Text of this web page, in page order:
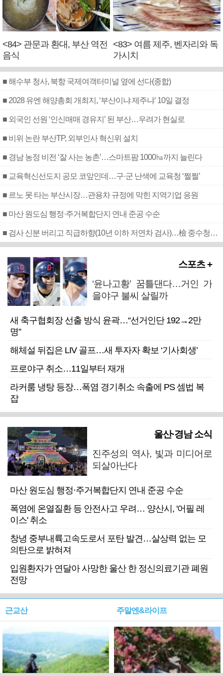
<84> 관문과 환대, 부산 역전
음식
<83> 여름 제주, 벤자리와 독
가시치
■ 해수부 청사, 북항 국제여객터미널 옆에 선다(종합)
■ 2028 유엔 해양총회 개최지, ‘부산이냐 제주냐’ 10일 결정
■ 외국인 선원 ‘인신매매 경유지’ 된 부산…우려가 현실로
■ 비위 논란 부산TP, 외부인사 혁신위 설치
■ 경남 농정 비전 ‘잘 사는 농촌’…스마트팜 1000㏊까지 늘린다
■ 교육혁신선도지 공모 코앞인데…구·군 난색에 교육청 ‘쩔쩔’
■ 르노 못 타는 부산시장…관용차 규정에 막힌 지역기업 응원
■ 마산 원도심 행정·주거복합단지 연내 준공 수순
■ 검사 신분 버리고 직급하향(10년 이하 저연차 검사)…檢 중수청행 기피
스포츠 +
‘윤나고황’ 꿈틀댄다…거인 가
을야구 불씨 살릴까
새 축구협회장 선출 방식 윤곽…“선거인단 192→2만
명”
해체설 뒤집은 LIV 골프…새 투자자 확보 ‘기사회생’
프로야구 취소…11일부터 재개
라커룸 냉탕 등장…폭염 경기취소 속출에 PS 셈법 복
잡
울산·경남 소식
진주성의 역사, 빛과 미디어로
되살아난다
마산 원도심 행정·주거복합단지 연내 준공 수순
폭염에 온열질환 등 안전사고 우려… 양산시, '어필 레
이스' 취소
창녕 중부내륙고속도로서 포탄 발견…살상력 없는 모
의탄으로 밝혀져
입원환자가 연달아 사망한 울산 한 정신의료기관 폐원
전망
근교산 주말엔&라이프